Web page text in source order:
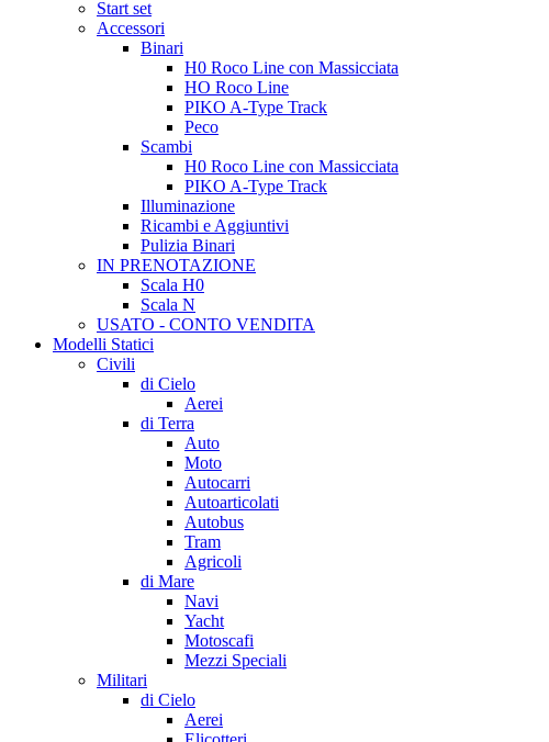
Start set
Accessori
Binari
H0 Roco Line con Massicciata
HO Roco Line
PIKO A-Type Track
Peco
Scambi
H0 Roco Line con Massicciata
PIKO A-Type Track
Illuminazione
Ricambi e Aggiuntivi
Pulizia Binari
IN PRENOTAZIONE
Scala H0
Scala N
USATO - CONTO VENDITA
Modelli Statici
Civili
di Cielo
Aerei
di Terra
Auto
Moto
Autocarri
Autoarticolati
Autobus
Tram
Agricoli
di Mare
Navi
Yacht
Motoscafi
Mezzi Speciali
Militari
di Cielo
Aerei